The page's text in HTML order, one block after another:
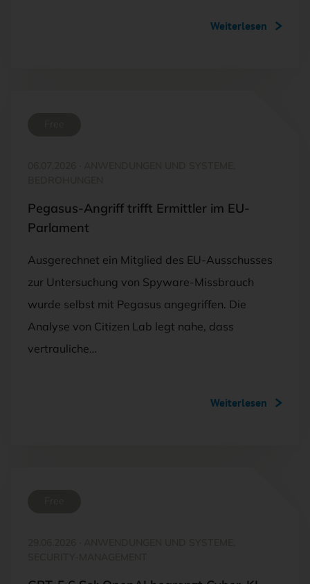
Weiterlesen
Pegasus-Angriff trifft Ermittler im EU-
Parlament
Ausgerechnet ein Mitglied des EU-Ausschusses
zur Untersuchung von Spyware-Missbrauch
wurde selbst mit Pegasus angegriffen. Die
Analyse von Citizen Lab legt nahe, dass
vertrauliche…
Weiterlesen